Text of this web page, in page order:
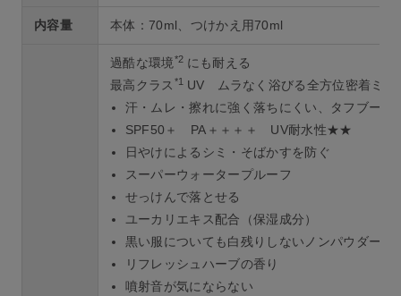
内容量 本体：70ml、つけかえ用70ml
過酷な環境*2 にも耐える
最高クラス *1 UV ムラなく浴びる全方位密着ミス
汗・ムレ・擦れに強く落ちにくい、タフブース
SPF50＋ PA＋＋＋＋ UV耐水性★★
日やけによるシミ・そばかすを防ぐ
スーパーウォータープルーフ
せっけんで落とせる
ユーカリエキス配合（保湿成分）
黒い服についても白残りしないノンパウダータ
リフレッシュハーブの香り
噴射音が気にならない